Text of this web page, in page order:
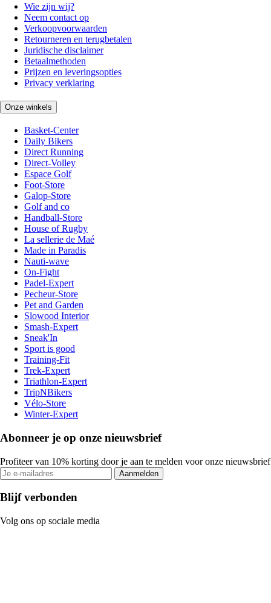
Wie zijn wij?
Neem contact op
Verkoopvoorwaarden
Retourneren en terugbetalen
Juridische disclaimer
Betaalmethoden
Prijzen en leveringsopties
Privacy verklaring
Onze winkels
Basket-Center
Daily Bikers
Direct Running
Direct-Volley
Espace Golf
Foot-Store
Galop-Store
Golf and co
Handball-Store
House of Rugby
La sellerie de Maé
Made in Paradis
Nauti-wave
On-Fight
Padel-Expert
Pecheur-Store
Pet and Garden
Slowood Interior
Smash-Expert
Sneak'In
Sport is good
Training-Fit
Trek-Expert
Triathlon-Expert
TripNBikers
Vélo-Store
Winter-Expert
Abonneer je op onze nieuwsbrief
Profiteer van 10% korting door je aan te melden voor onze nieuwsbrief
Aanmelden
Blijf verbonden
Volg ons op sociale media